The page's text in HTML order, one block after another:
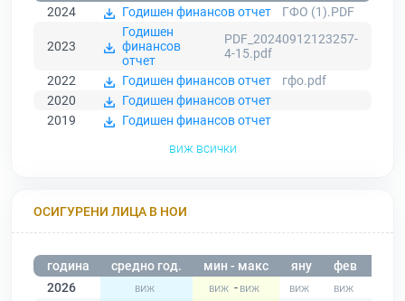
2024
Годишен финансов отчет ГФО (1).PDF
2023
Годишен
финансов
отчет
PDF_20240912123257-
4-15.pdf
2022
Годишен финансов отчет
гфо.pdf
2020
Годишен финансов отчет
2019
Годишен финансов отчет
виж всички
ОСИГУРЕНИ ЛИЦА В НОИ
година средно год. мин - макс яну фев
2026
-